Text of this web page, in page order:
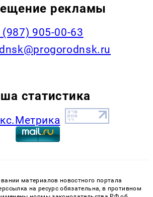
рекламы
(987) 905-00-63
статистика
материалов новостного портала
на ресурс обязательна, в противном